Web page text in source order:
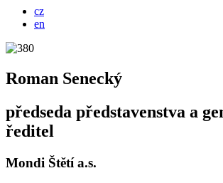
cz
en
Roman Senecký
předseda představenstva a
ředitel
Mondi Štětí a.s.